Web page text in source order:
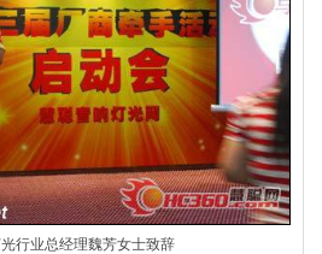
行业总经理魏芳女士致辞